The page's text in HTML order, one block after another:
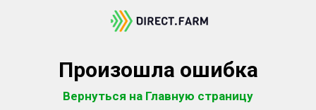
Произошла ошибка
Вернуться на Главную страницу